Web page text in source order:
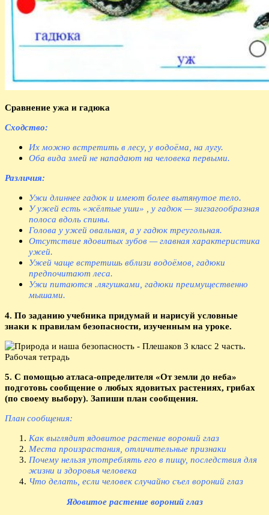
Сравнение ужа и гадюка
Сходство:
Их можно встретить в лесу, у водоёма, на лугу.
Оба вида змей не нападают на человека первыми.
Различия:
Ужи длиннее гадюк и имеют более вытянутое тело.
У ужей есть «жёлтые уши» , у гадюк — зигзагообразная
полоса вдоль спины.
Голова у ужей овальная, а у гадюк треугольная.
Отсутствие ядовитых зубов — главная характеристика
ужей.
Ужей чаще встретишь вблизи водоёмов, гадюки
предпочитают леса.
Ужи питаются .лягушками, гадюки преимущественно
мышами.
4. По заданию учебника придумай и нарисуй условные
знаки к правилам безопасности, изученным на уроке.
5. С помощью атласа-определителя «От земли до неба»
подготовь сообщение о любых ядовитых растениях, грибах
(по своему выбору). Запиши план сообщения.
План сообщения:
Как выглядит ядовитое растение вороний глаз
Места произрастания, отличительные признаки
Почему нельзя употреблять его в пищу, последствия для
жизни и здоровья человека
Что делать, если человек случайно съел вороний глаз
Ядовитое растение вороний глаз